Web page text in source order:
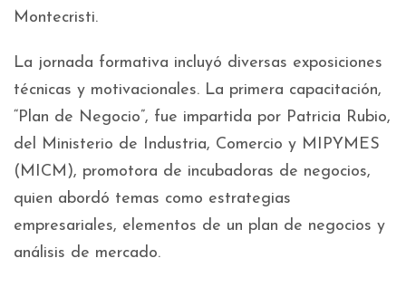
Montecristi.
La jornada formativa incluyó diversas exposiciones
técnicas y motivacionales. La primera capacitación,
“Plan de Negocio”, fue impartida por Patricia Rubio,
del Ministerio de Industria, Comercio y MIPYMES
(MICM), promotora de incubadoras de negocios,
quien abordó temas como estrategias
empresariales, elementos de un plan de negocios y
análisis de mercado.